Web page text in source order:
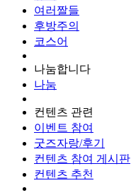
여러짤들
후방주의
코스어
나눔합니다
나눔
컨텐츠 관련
이벤트 참여
굿즈자랑/후기
컨텐츠 참여 게시판
컨텐츠 추천